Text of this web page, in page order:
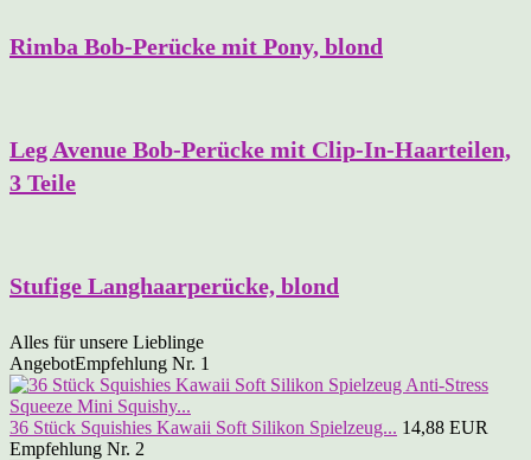
Rimba Bob-Perücke mit Pony, blond
Leg Avenue Bob-Perücke mit Clip-In-Haarteilen,
3 Teile
Stufige Langhaarperücke, blond
Alles für unsere Lieblinge
AngebotEmpfehlung Nr. 1
36 Stück Squishies Kawaii Soft Silikon Spielzeug... 14,88 EUR
Empfehlung Nr. 2